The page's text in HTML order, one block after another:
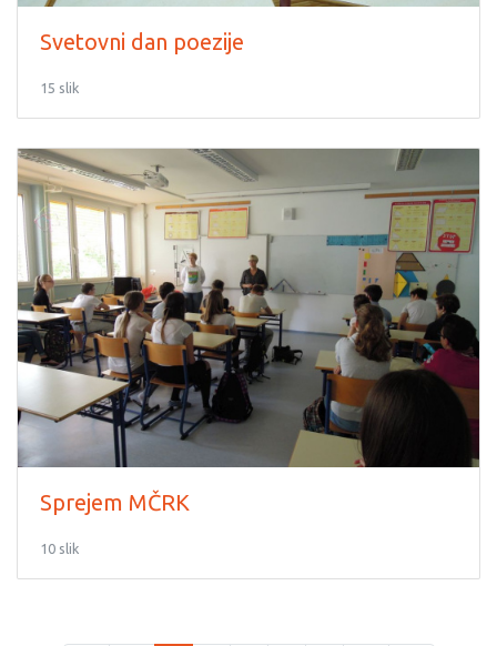
Svetovni dan poezije
15 slik
Sprejem MČRK
10 slik